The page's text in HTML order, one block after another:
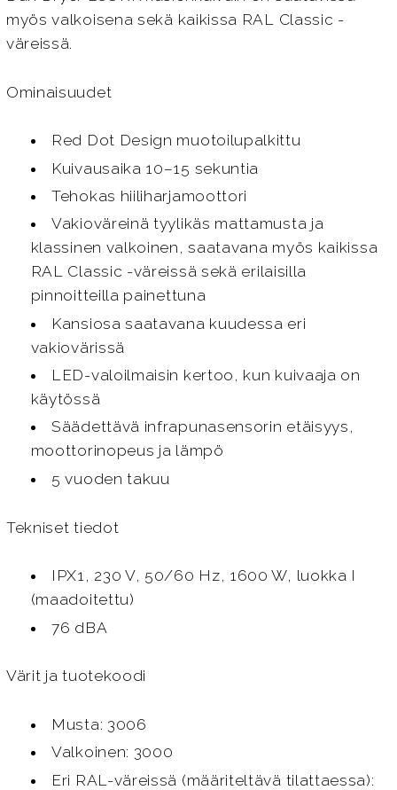
myös valkoisena sekä kaikissa RAL Classic -
väreissä.
Ominaisuudet
Red Dot Design muotoilupalkittu
Kuivausaika 10–15 sekuntia
Tehokas hiiliharjamoottori
Vakioväreinä tyylikäs mattamusta ja
klassinen valkoinen, saatavana myös kaikissa
RAL Classic -väreissä sekä erilaisilla
pinnoitteilla painettuna
Kansiosa saatavana kuudessa eri
vakiovärissä
LED-valoilmaisin kertoo, kun kuivaaja on
käytössä
Säädettävä infrapunasensorin etäisyys,
moottorinopeus ja lämpö
5 vuoden takuu
Tekniset tiedot
IPX1, 230 V, 50/60 Hz, 1600 W, luokka I
(maadoitettu)
76 dBA
Värit ja tuotekoodi
Musta: 3006
Valkoinen: 3000
Eri RAL-väreissä (määriteltävä tilattaessa):